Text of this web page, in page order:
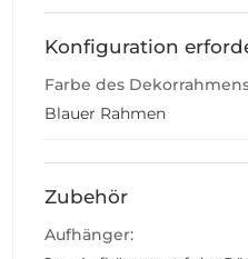
Konfiguration
Farbe des
Blauer Rahmen
Zubehör
Aufhänger: